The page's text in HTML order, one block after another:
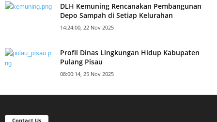
DLH Kemuning Rencanakan Pembangunan
Depo Sampah di Setiap Kelurahan
14:24:00, 22 Nov 2025
Profil Dinas Lingkungan Hidup Kabupaten
Pulang Pisau
08:00:14, 25 Nov 2025
Contact Us